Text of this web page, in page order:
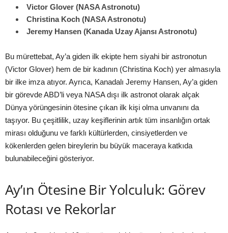
Victor Glover (NASA Astronotu)
Christina Koch (NASA Astronotu)
Jeremy Hansen (Kanada Uzay Ajansı Astronotu)
Bu mürettebat, Ay’a giden ilk ekipte hem siyahi bir astronotun
(Victor Glover) hem de bir kadının (Christina Koch) yer almasıyla
bir ilke imza atıyor. Ayrıca, Kanadalı Jeremy Hansen, Ay’a giden
bir görevde ABD’li veya NASA dışı ilk astronot olarak alçak
Dünya yörüngesinin ötesine çıkan ilk kişi olma unvanını da
taşıyor. Bu çeşitlilik, uzay keşiflerinin artık tüm insanlığın ortak
mirası olduğunu ve farklı kültürlerden, cinsiyetlerden ve
kökenlerden gelen bireylerin bu büyük maceraya katkıda
bulunabileceğini gösteriyor.
Ay’ın Ötesine Bir Yolculuk: Görev
Rotası ve Rekorlar